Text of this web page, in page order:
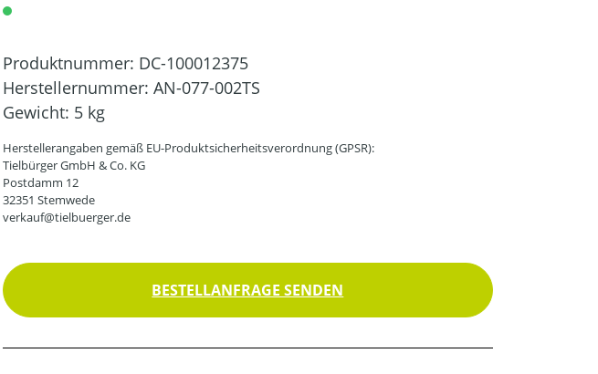
Produktnummer: DC-100012375
Herstellernummer: AN-077-002TS
Gewicht: 5 kg
Herstellerangaben gemäß EU-Produktsicherheitsverordnung (GPSR):
Tielbürger GmbH & Co. KG
Postdamm 12
32351 Stemwede
verkauf@tielbuerger.de
BESTELLANFRAGE SENDEN